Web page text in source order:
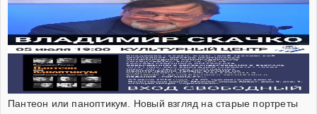
Пантеон или паноптикум. Новый взгляд на старые портреты